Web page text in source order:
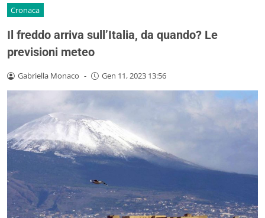
Cronaca
Il freddo arriva sull’Italia, da quando? Le
previsioni meteo
Gabriella Monaco - Gen 11, 2023 13:56